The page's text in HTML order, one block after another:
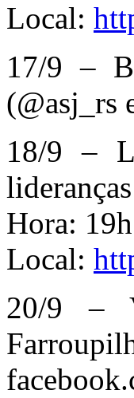
Local:
17/9 –
(@asj_rs
18/9 –
Hora: 19h
Local:
20/9 –